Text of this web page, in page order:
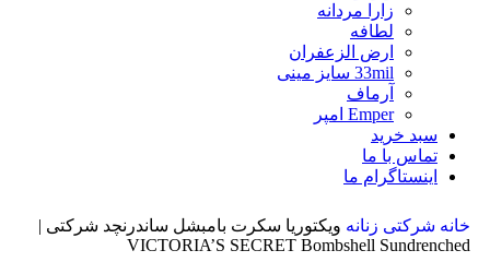
زارا مردانه
لطافه
ارض الزعفران
33mil سایز مینی
آرماف
Emper امپر
سبد خرید
تماس با ما
اینستاگرام ما
خانه شرکتی زنانه ویکتوریا سکرت بامبشل ساندرنچد شرکتی |
VICTORIA’S SECRET Bombshell Sundrenched